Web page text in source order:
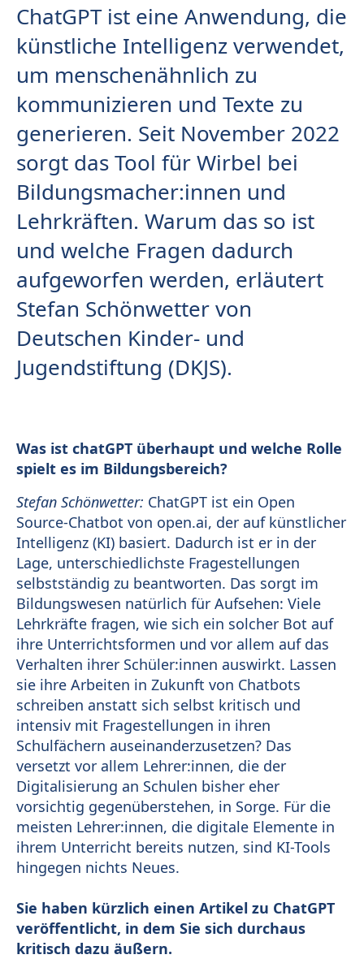
ChatGPT ist eine Anwendung, die
künstliche Intelligenz verwendet,
um menschenähnlich zu
kommunizieren und Texte zu
generieren. Seit November 2022
sorgt das Tool für Wirbel bei
Bildungsmacher:innen und
Lehrkräften. Warum das so ist
und welche Fragen dadurch
aufgeworfen werden, erläutert
Stefan Schönwetter von
Deutschen Kinder- und
Jugendstiftung (DKJS).
Was ist chatGPT überhaupt und welche Rolle
spielt es im Bildungsbereich?
Stefan Schönwetter: ChatGPT ist ein Open
Source-Chatbot von open.ai, der auf künstlicher
Intelligenz (KI) basiert. Dadurch ist er in der
Lage, unterschiedlichste Fragestellungen
selbstständig zu beantworten. Das sorgt im
Bildungswesen natürlich für Aufsehen: Viele
Lehrkräfte fragen, wie sich ein solcher Bot auf
ihre Unterrichtsformen und vor allem auf das
Verhalten ihrer Schüler:innen auswirkt. Lassen
sie ihre Arbeiten in Zukunft von Chatbots
schreiben anstatt sich selbst kritisch und
intensiv mit Fragestellungen in ihren
Schulfächern auseinanderzusetzen? Das
versetzt vor allem Lehrer:innen, die der
Digitalisierung an Schulen bisher eher
vorsichtig gegenüberstehen, in Sorge. Für die
meisten Lehrer:innen, die digitale Elemente in
ihrem Unterricht bereits nutzen, sind KI-Tools
hingegen nichts Neues.
Sie haben kürzlich einen Artikel zu ChatGPT
veröffentlicht, in dem Sie sich durchaus
kritisch dazu äußern.